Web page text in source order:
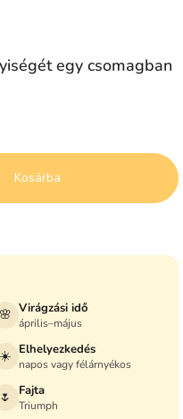
egy csomagban
Kosárba
🌸 Virágzási idő
április–május
☀️ Elhelyezkedés
napos vagy félárnyékos
🌷 Fajta
Triumph